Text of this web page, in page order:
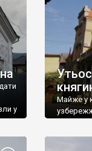
у
Майже у